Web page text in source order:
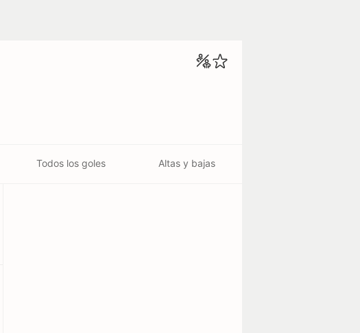
Todos los goles Altas y bajas